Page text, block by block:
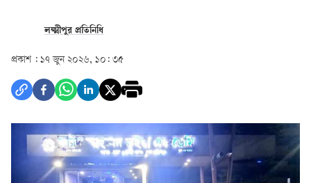
লক্ষ্মীপুর প্রতিনিধি
প্রকাশ : ১৭ জুন ২০২৬, ১০: ৩৫